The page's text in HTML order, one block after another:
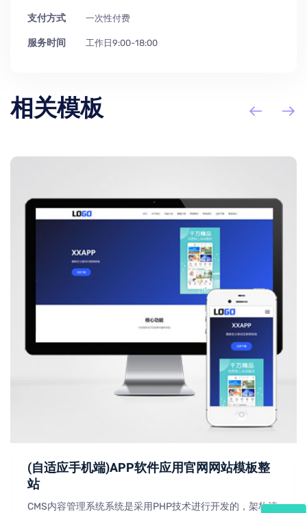
支付方式 一次性付费
服务时间 工作日9:00-18:00
相关模板
(自适应手机端)APP软件应用官网网站模板整
站
CMS内容管理系统系统是采用PHP技术进行开发的，架构清